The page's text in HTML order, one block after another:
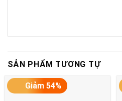
SẢN PHẨM TƯƠNG TỰ
Giảm 54%